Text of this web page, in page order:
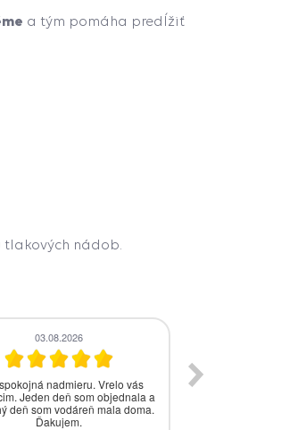
a tým pomáha predĺžiť
tlakových nádob.
03.08.2026
nadmieru. Vrelo vás
Jeden deň som objednala a
deň som vodáreň mala doma.
Ďakujem.